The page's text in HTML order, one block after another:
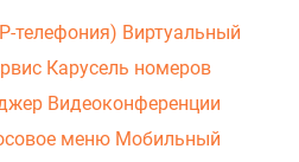
телефония) Виртуальный
Карусель номеров
Видеоконференции
меню Мобильный